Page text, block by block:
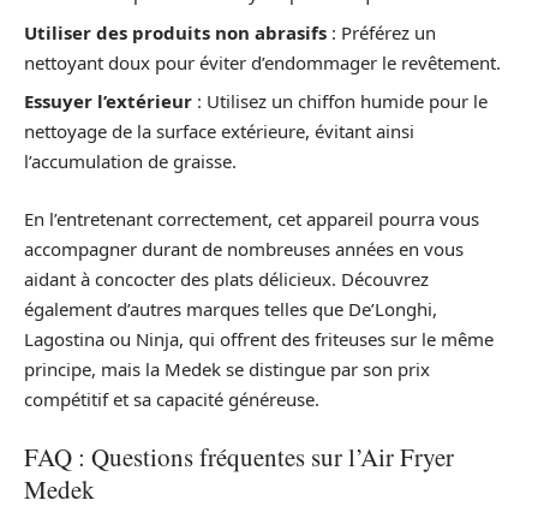
Utiliser des produits non abrasifs : Préférez un
nettoyant doux pour éviter d’endommager le revêtement.
Essuyer l’extérieur : Utilisez un chiffon humide pour le
nettoyage de la surface extérieure, évitant ainsi
l’accumulation de graisse.
En l’entretenant correctement, cet appareil pourra vous
accompagner durant de nombreuses années en vous
aidant à concocter des plats délicieux. Découvrez
également d’autres marques telles que De’Longhi,
Lagostina ou Ninja, qui offrent des friteuses sur le même
principe, mais la Medek se distingue par son prix
compétitif et sa capacité généreuse.
FAQ : Questions fréquentes sur l’Air Fryer
Medek